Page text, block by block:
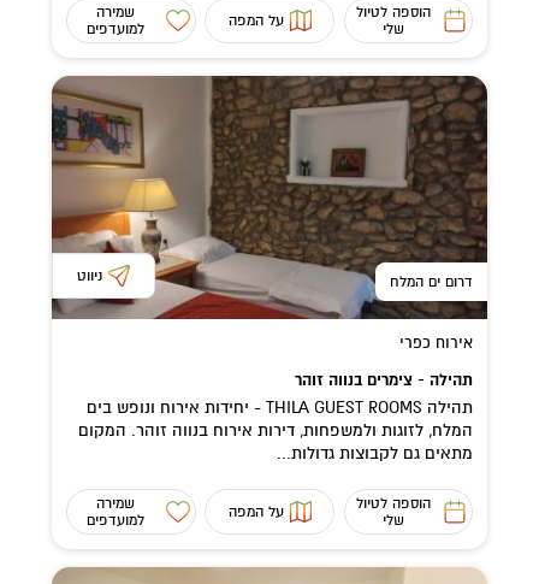
הוספה לטיול
שלי
על המפה
שמירה
למועדפים
דרום ים המלח ניווט
אירוח כפרי
תהילה - צימרים בנווה זוהר
תהילה THILA GUEST ROOMS - יחידות אירוח ונופש בים
המלח, לזוגות ולמשפחות, דירות אירוח בנווה זוהר. המקום
מתאים גם לקבוצות גדולות...
הוספה לטיול
שלי
על המפה
שמירה
למועדפים